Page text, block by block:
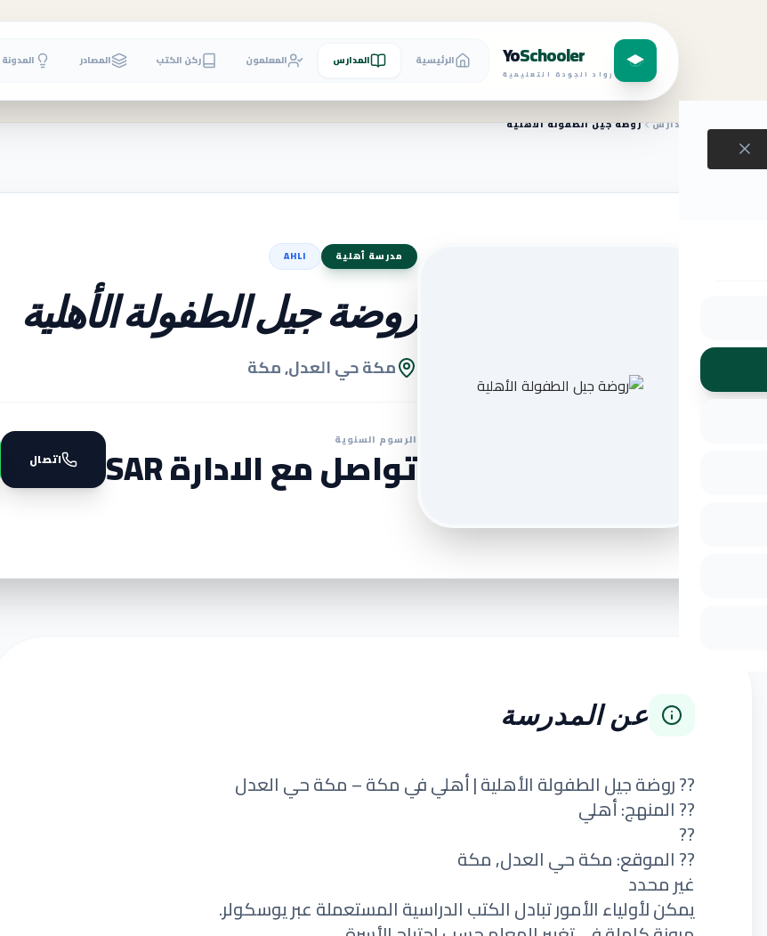
YoSchooler
رواد الجودة التعليمية
الرئيسية المدارس المعلمون ركن الكتب المصادر المدونة
المدارس روضة جيل الطفولة الأهلية
مدرسة أهلية AHLI
روضة جيل الطفولة الأهلية
مكة حي العدل, مكة
الرسوم السنوية
تواصل مع الادارة SAR اتصال
عن المدرسة
?? روضة جيل الطفولة الأهلية | أهلي في مكة – مكة حي العدل
?? المنهج: أهلي
??
?? الموقع: مكة حي العدل, مكة
غير محدد
يمكن لأولياء الأمور تبادل الكتب الدراسية المستعملة عبر يوسكولر.